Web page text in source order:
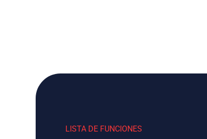
LISTA DE FUNCIONES